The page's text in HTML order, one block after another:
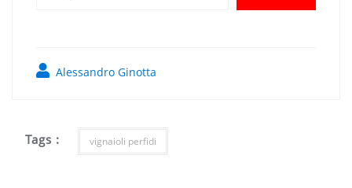
Alessandro Ginotta
Tags : vignaioli perfidi